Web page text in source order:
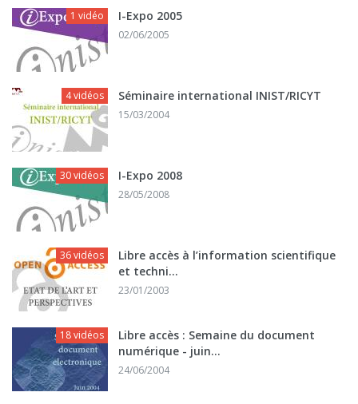
1 vidéo I-Expo 2005
02/06/2005
4 vidéos Séminaire international INIST/RICYT
15/03/2004
30 vidéos I-Expo 2008
28/05/2008
36 vidéos
Libre accès à l’information scientifique
et techni...
23/01/2003
18 vidéos
Libre accès : Semaine du document
numérique - juin...
24/06/2004